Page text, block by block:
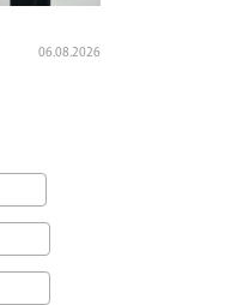
06.08.2026